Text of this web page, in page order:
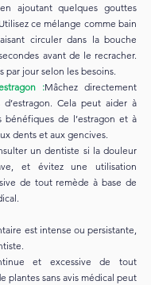
en ajoutant quelques gouttes
ce mélange comme bain
circuler dans la bouche
avant de le recracher.
par jour selon les besoins.
:Mâchez directement
Cela peut aider à
bénéfiques de l’estragon et à
dents et aux gencives.
un dentiste si la douleur
et évitez une utilisation
de tout remède à base de
est intense ou persistante,
et excessive de tout
plantes sans avis médical peut